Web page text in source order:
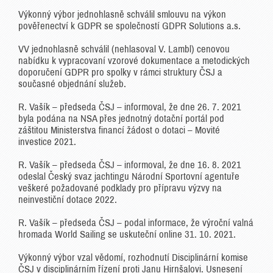
Výkonný výbor jednohlasně schválil smlouvu na výkon
pověřenectví k GDPR se společností GDPR Solutions a.s.
VV jednohlasně schválil (nehlasoval V. Lambl) cenovou
nabídku k vypracovaní vzorové dokumentace a metodických
doporučení GDPR pro spolky v rámci struktury ČSJ a
současné objednání služeb.
R. Vašík – předseda ČSJ – informoval, že dne 26. 7. 2021
byla podána na NSA přes jednotný dotační portál pod
záštitou Ministerstva financí žádost o dotaci – Movité
investice 2021.
R. Vašík – předseda ČSJ – informoval, že dne 16. 8. 2021
odeslal Český svaz jachtingu Národní Sportovní agentuře
veškeré požadované podklady pro přípravu výzvy na
neinvestiční dotace 2022.
R. Vašík – předseda ČSJ – podal informace, že výroční valná
hromada World Sailing se uskuteční online 31. 10. 2021.
Výkonný výbor vzal vědomí, rozhodnutí Disciplinární komise
ČSJ v disciplinárním řízení proti Janu Hirnšalovi. Usnesení